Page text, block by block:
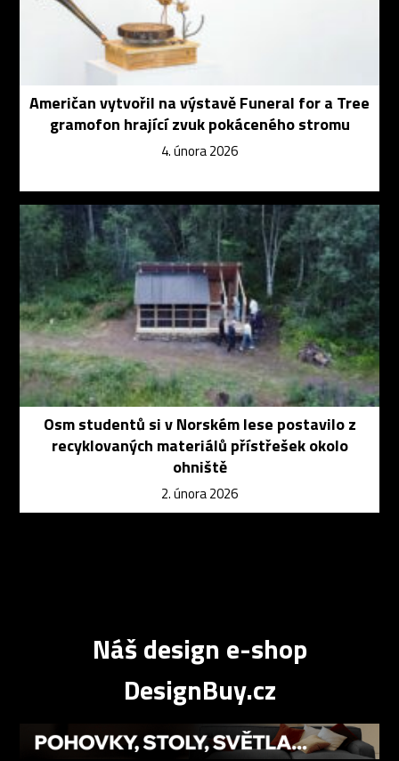
Američan vytvořil na výstavě Funeral for a Tree
gramofon hrající zvuk pokáceného stromu
4. února 2026
Osm studentů si v Norském lese postavilo z
recyklovaných materiálů přístřešek okolo
ohniště
2. února 2026
Náš design e-shop
DesignBuy.cz